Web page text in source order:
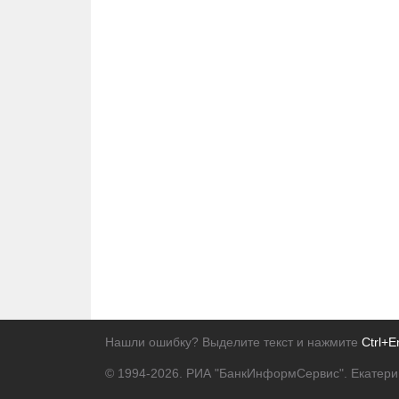
Нашли ошибку? Выделите текст и нажмите
© 1994-2026. РИА "БанкИнформСервис".